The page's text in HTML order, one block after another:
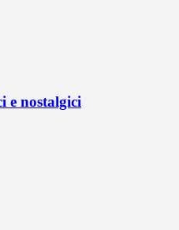
e nostalgici